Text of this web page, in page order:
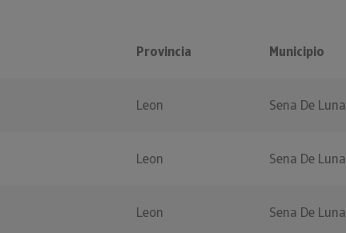
Provincia Municipio
Leon Sena De Luna
Leon Sena De Luna
Leon Sena De Luna